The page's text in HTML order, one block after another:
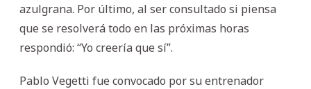
azulgrana. Por último, al ser consultado si piensa
que se resolverá todo en las próximas horas
respondió: “Yo creería que sí”.
Pablo Vegetti fue convocado por su entrenador